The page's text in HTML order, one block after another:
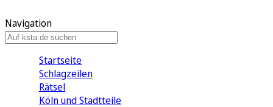
Navigation
Startseite
Schlagzeilen
Rätsel
Köln und Stadtteile